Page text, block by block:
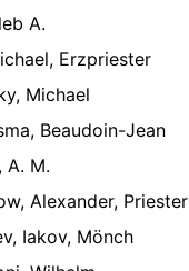
A.
Erzpriester
Michael
Beaudoin-Jean
A. M.
Alexander, Priester
Iakov, Mönch